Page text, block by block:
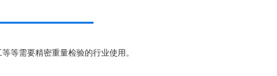
等需要精密重量检验的行业使用。